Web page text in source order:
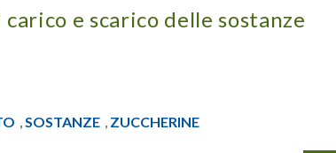
e scarico delle sostanze
,SOSTANZE , ZUCCHERINE